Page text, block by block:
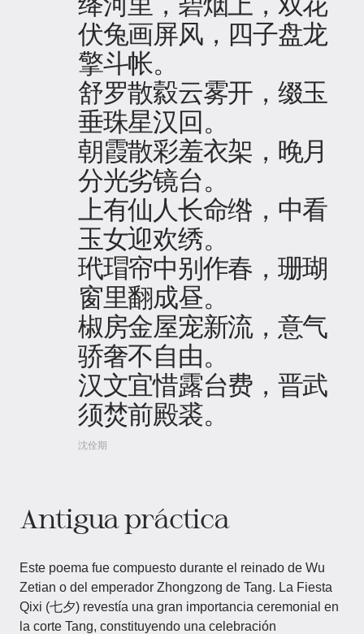
伏兔画屏风，四子盘龙
擎斗帐。
舒罗散縠云雾开，缀玉
垂珠星汉回。
朝霞散彩羞衣架，晚月
分光劣镜台。
上有仙人长命绺，中看
玉女迎欢绣。
玳瑁帘中别作春，珊瑚
窗里翻成昼。
椒房金屋宠新流，意气
骄奢不自由。
汉文宜惜露台费，晋武
须焚前殿裘。
沈佺期
Antigua práctica
Este poema fue compuesto durante el reinado de Wu
Zetian o del emperador Zhongzong de Tang. La Fiesta
Qixi (七夕) revestía una gran importancia ceremonial en
la corte Tang, constituyendo una celebración